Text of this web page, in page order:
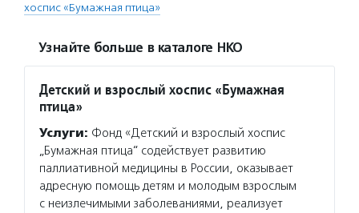
хоспис «Бумажная птица»
Узнайте больше в каталоге НКО
Детский и взрослый хоспис «Бумажная
птица»
Услуги: Фонд «Детский и взрослый хоспис
„Бумажная птица“ содействует развитию
паллиативной медицины в России, оказывает
адресную помощь детям и молодым взрослым
с неизлечимыми заболеваниями, реализует